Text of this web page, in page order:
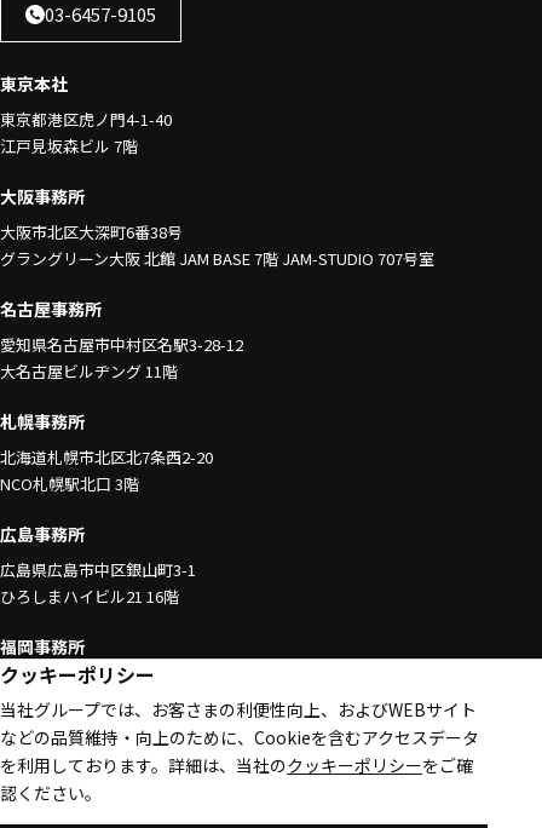
03-6457-9105
東京本社
東京都港区虎ノ門4-1-40
江戸見坂森ビル 7階
大阪事務所
大阪市北区大深町6番38号
グラングリーン大阪 北館 JAM BASE 7階 JAM-STUDIO 707号室
名古屋事務所
愛知県名古屋市中村区名駅3-28-12
大名古屋ビルヂング 11階
札幌事務所
北海道札幌市北区北7条西2-20
NCO札幌駅北口 3階
広島事務所
広島県広島市中区銀山町3-1
ひろしまハイビル21 16階
福岡事務所
福岡県福岡市中央区天神1-4-1
西日本新聞会館 16階
クッキーポリシー
当社グループでは、お客さまの利便性向上、およびWEBサイト
などの品質維持・向上のために、Cookieを含むアクセスデータ
を利用しております。 詳細は、当社のクッキーポリシーをご確
認ください。